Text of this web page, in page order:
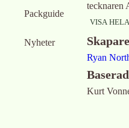
Packguide
Nyheter
tecknaren
VISA HELA
Skapare
Ryan
Kurt